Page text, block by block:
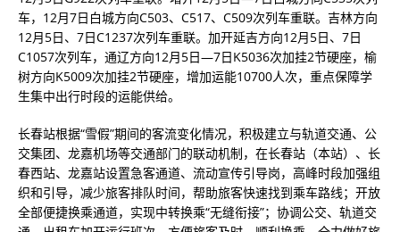
车，12月7日白城方向C503、C517、C509次列车重联。吉林方向
12月5日、7日C1237次列车重联。加开延吉方向12月5日、7日
C1057次列车，通辽方向12月5日—7日K5036次加挂2节硬座，榆
树方向K5009次加挂2节硬座，增加运能10700人次，重点保障学
生集中出行时段的运能供给。
长春站根据“雪假”期间的客流变化情况，积极建立与轨道交通、公
交集团、龙嘉机场等交通部门的联动机制，在长春站（本站）、长
春西站、龙嘉站设置急客通道、流动宣传引导岗，高峰时段加强组
织和引导，减少旅客排队时间，帮助旅客快速找到乘车路线；开放
全部便捷换乘通道，实现中转换乘“无缝衔接”；协调公交、轨道交